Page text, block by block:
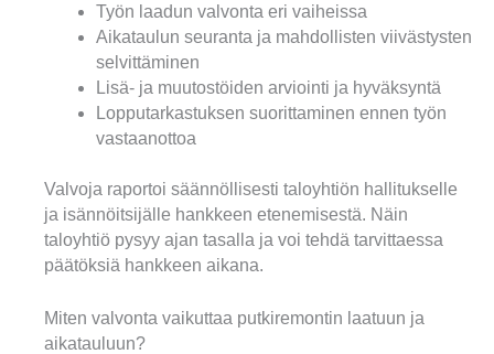
Työn laadun valvonta eri vaiheissa
Aikataulun seuranta ja mahdollisten viivästysten
selvittäminen
Lisä- ja muutostöiden arviointi ja hyväksyntä
Lopputarkastuksen suorittaminen ennen työn
vastaanottoa
Valvoja raportoi säännöllisesti taloyhtiön hallitukselle
ja isännöitsijälle hankkeen etenemisestä. Näin
taloyhtiö pysyy ajan tasalla ja voi tehdä tarvittaessa
päätöksiä hankkeen aikana.
Miten valvonta vaikuttaa putkiremontin laatuun ja
aikatauluun?